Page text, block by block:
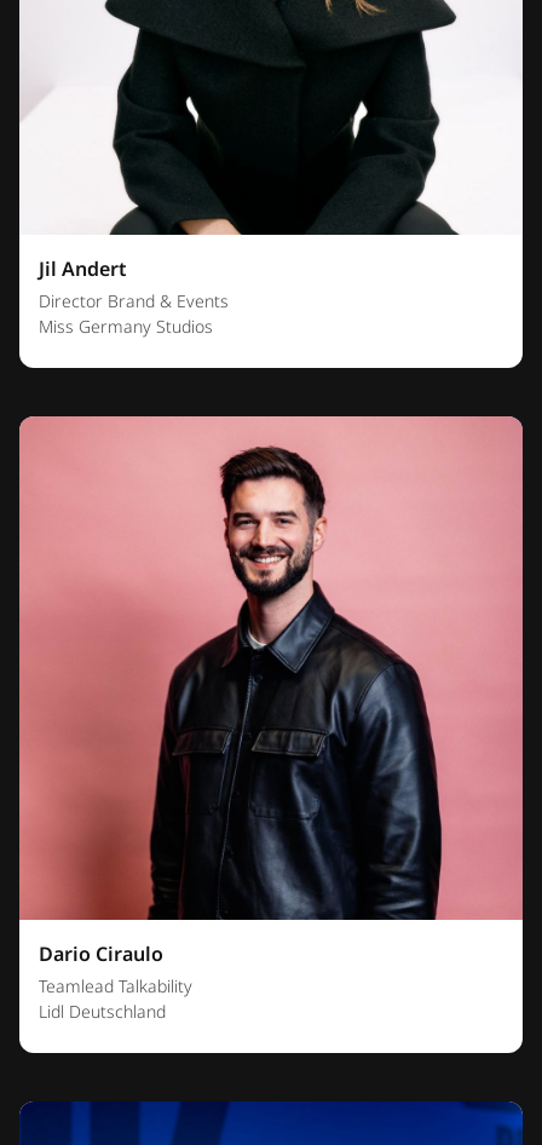
Jil Andert
Director Brand & Events
Miss Germany Studios
Dario Ciraulo
Teamlead Talkability
Lidl Deutschland